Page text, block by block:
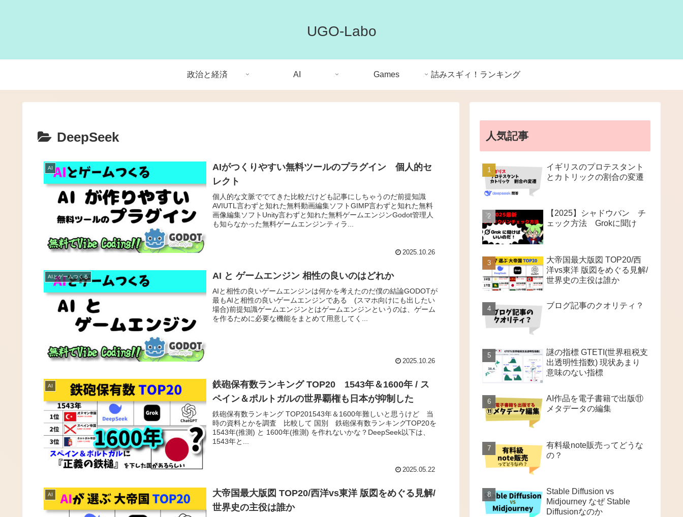
UGO-Labo
政治と経済 AI Games 詰みスギィ！ランキング
DeepSeek
AI
AIがつくりやすい無料ツールのプラグイン 個人的セ
レクト
個人的な文脈ででてきた比較だけども記事にしちゃうのだ前提知識
AVIUTL言わずと知れた無料動画編集ソフトGIMP言わずと知れた無料
画像編集ソフトUnity言わずと知れた無料ゲームエンジンGodot管理人
も知らなかった無料ゲームエンジンティラ...
2025.10.26
AIとゲームつくる AI と ゲームエンジン 相性の良いのはどれか
AIと相性の良いゲームエンジンは何かを考えたのだ僕の結論GODOTが
最もAIと相性の良いゲームエンジンである (スマホ向けにも出したい
場合)前提知識ゲームエンジンとはゲームエンジンというのは、ゲーム
を作るために必要な機能をまとめて用意してく...
2025.10.26
AI
鉄砲保有数ランキング TOP20 1543年＆1600年 / ス
ペイン＆ポルトガルの世界覇権も日本が抑制した
鉄砲保有数ランキング TOP201543年＆1600年難しいと思うけど 当
時の資料とかを調査 比較して 国別 鉄砲保有数ランキングTOP20を
1543年(推測) と 1600年(推測) を作れないかな？DeepSeek以下は、
1543年と...
2025.05.22
AI
大帝国最大版図 TOP20/西洋vs東洋 版図をめぐる見解/
世界史の主役は誰か
人気記事
イギリスのプロテスタント
とカトリックの割合の変遷
【2025】シャドウバン チ
ェック方法 Grokに聞け
大帝国最大版図 TOP20/西
洋vs東洋 版図をめぐる見解/
世界史の主役は誰か
ブログ記事のクオリティ？
謎の指標 GTETI(世界租税支
出透明性指数) 現状あまり
意味のない指標
AI作品を電子書籍で出版⑪
メタデータの編集
有料級note販売ってどうな
の？
Stable Diffusion vs
Midjourney なぜ Stable
Diffusionなのか